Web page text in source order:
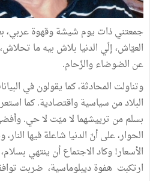
جمعتني ذات يوم شيشة وقهوة عربي،
العيّاش، إلّي الدنيا بلاش بيه ما تحلاش،
عن الضوضاء والزّحام.
وتناولت المحادثة، كما يقولون في
البلاد من سياسية واقتصادية. كما
بسلم من ترييشهما لا ميّت لا حي.
الحوار، على أنّ الدنيا شاعلة فيها
الأسعار! وكاد الاجتماع أن ينتهي
ارتكبت هفوة ديبلوماسية، ضربت